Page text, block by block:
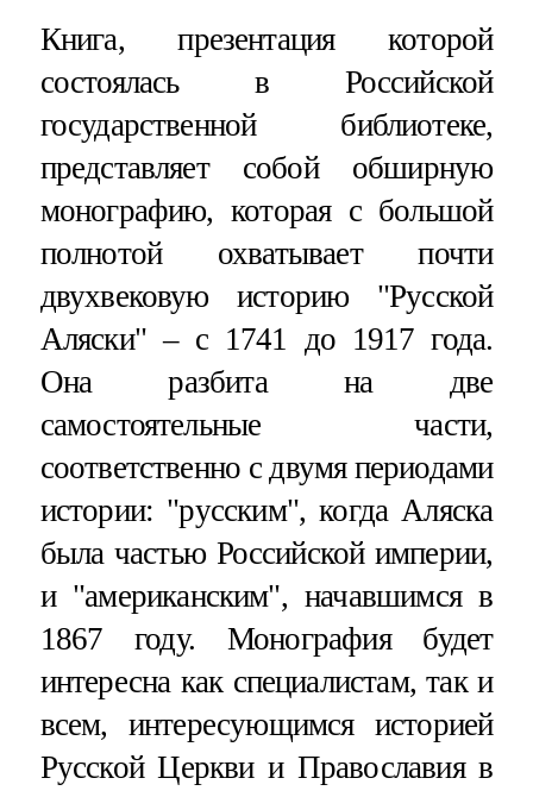
Книга, презентация которой
состоялась в Российской
государственной библиотеке,
представляет собой обширную
монографию, которая с большой
полнотой охватывает почти
двухвековую историю "Русской
Аляски" – с 1741 до 1917 года.
Она разбита на две
самостоятельные части,
соответственно с двумя периодами
истории: "русским", когда Аляска
была частью Российской империи,
и "американским", начавшимся в
1867 году. Монография будет
интересна как специалистам, так и
всем, интересующимся историей
Русской Церкви и Православия в